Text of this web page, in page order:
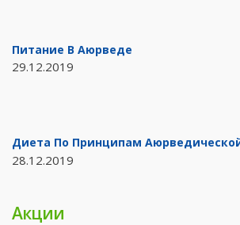
Питание В Аюрведе
29.12.2019
Диета По Принципам
28.12.2019
Акции